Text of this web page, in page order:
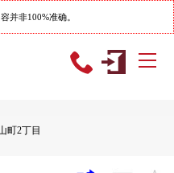
并非100%准确。
町2丁目